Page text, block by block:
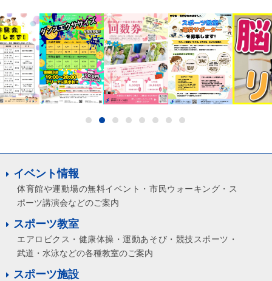
イベント情報
体育館や運動場の無料イベント・市民ウォーキング・ス
ポーツ講演会などのご案内
スポーツ教室
エアロビクス・健康体操・運動あそび・競技スポーツ・
武道・水泳などの各種教室のご案内
スポーツ施設